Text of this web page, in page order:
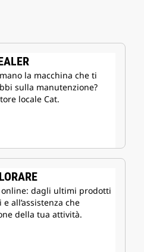
la macchina che ti
sulla manutenzione?
locale Cat.
online: dagli ultimi prodotti
all’assistenza che
della tua attività.